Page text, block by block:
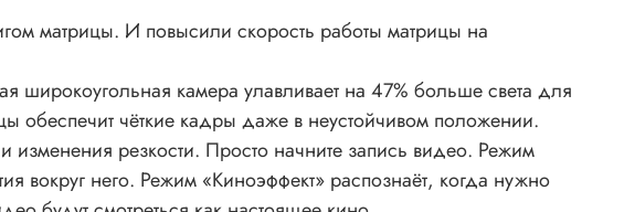
матрицы. И повысили скорость работы матрицы на
широкоугольная камера улавливает на 47% больше света для
обеспечит чёткие кадры даже в неустойчивом положении.
резкости. Просто начните запись видео. Режим
вокруг него. Режим «Киноэффект» распознаёт, когда нужно